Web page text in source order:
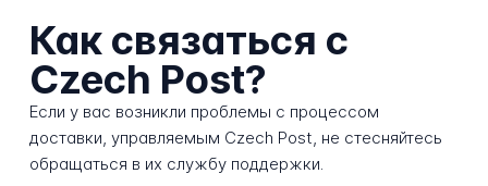
Как связаться с
Czech Post?
Если у вас возникли проблемы с процессом
доставки, управляемым Czech Post, не стесняйтесь
обращаться в их службу поддержки.